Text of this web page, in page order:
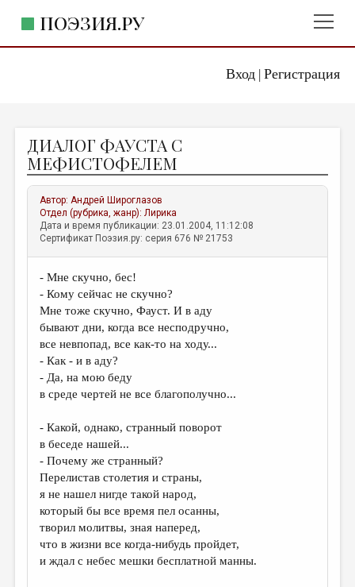
Вход| Регистрация
ПОЭЗИЯ.РУ
ЖАНРЫ
АВТОРЫ
КОММЕНТАРИИ
ЛИТСАЛОН
ПРАВИЛА САЙТА
ОТДЕЛЫ И РУБРИКИ
ИЗБРАННОЕ
ДАЙДЖЕСТ
ПЕРЕВОДЫ
КОНКУРСЫ
ДЕТСКАЯ КОМНАТА
КНИЖНАЯ ПОЛКА
ОБЗОР ЛИТЕРАТУРЫ
ДИАЛОГ ФАУСТА С
МЕФИСТОФЕЛЕМ
Автор:Андрей Широглазов
Отдел (рубрика, жанр):Лирика
Дата и время публикации: 23.01.2004, 11:12:08
Сертификат Поэзия.ру: серия 676 № 21753
- Мне скучно, бес!
- Кому сейчас не скучно?
Мне тоже скучно, Фауст. И в аду
бывают дни, когда все несподручно,
все невпопад, все как-то на ходу...
- Как - и в аду?
- Да, на мою беду
в среде чертей не все благополучно...
- Какой, однако, странный поворот
в беседе нашей...
- Почему же странный?
Перелистав столетия и страны,
я не нашел нигде такой народ,
который бы все время пел осанны,
творил молитвы, зная наперед,
что в жизни все когда-нибудь пройдет,
и ждал с небес мешки бесплатной манны.